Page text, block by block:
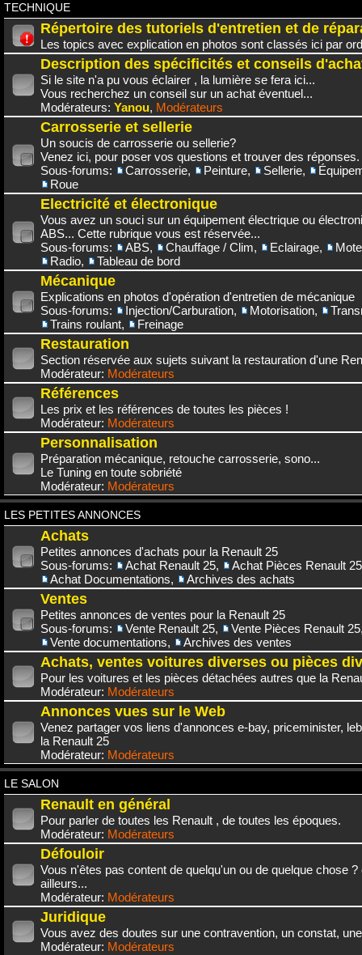
TECHNIQUE
Répertoire des tutoriels d'entretien et de
Les topics avec explication en photos sont classés ici par
Description des spécificités et conseils
Si le site n'a pu vous éclairer , la lumière se fera ici...
Vous recherchez un conseil sur un achat éventuel...
Modérateurs: Yanou, Modérateurs
Carrosserie et sellerie
Un soucis de carrosserie ou sellerie?
Venez ici, pour poser vos questions et trouver des réponses.
Sous-forums:
Carrosserie, Peinture, Sellerie,
Roue
Electricité et électronique
Vous avez un souci sur un équipement électrique ou
ABS... Cette rubrique vous est réservée...
Sous-forums:
ABS, Chauffage / Clim, Eclairage,
Radio, Tableau de bord
Mécanique
Explications en photos d'opération d'entretien de mécanique
Sous-forums:
Injection/Carburation, Motorisation,
Trains roulant, Freinage
Restauration
Section réservée aux sujets suivant la restauration d'une
Modérateur: Modérateurs
Références
Les prix et les références de toutes les pièces !
Modérateur: Modérateurs
Personnalisation
Préparation mécanique, retouche carrosserie, sono...
Le Tuning en toute sobriété
Modérateur: Modérateurs
LES PETITES ANNONCES
Achats
Petites annonces d'achats pour la Renault 25
Sous-forums:
Achat Renault 25,
Achat Pièces Renault 25
Achat Documentations, Archives des achats
Ventes
Petites annonces de ventes pour la Renault 25
Sous-forums:
Vente Renault 25, Vente Pièces Renault 25
Vente documentations, Archives des ventes
Achats, ventes voitures diverses ou pièces
Pour les voitures et les pièces détachées autres que la
Modérateur: Modérateurs
Annonces vues sur le Web
Venez partager vos liens d'annonces e-bay, priceminister,
la Renault 25
Modérateur: Modérateurs
LE SALON
Renault en général
Pour parler de toutes les Renault , de toutes les époques.
Modérateur: Modérateurs
Défouloir
Vous n'êtes pas content de quelqu'un ou de quelque chose
ailleurs...
Modérateur: Modérateurs
Juridique
Vous avez des doutes sur une contravention, un constat,
Modérateur: Modérateurs